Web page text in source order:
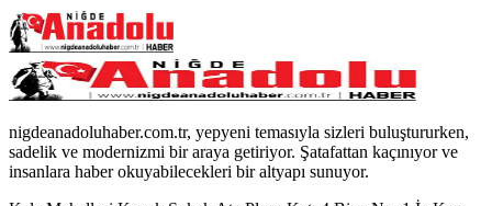
nigdeanadoluhaber.com.tr, yepyeni temasıyla sizleri buluştururken,
sadelik ve modernizmi bir araya getiriyor. Şatafattan kaçınıyor ve
insanlara haber okuyabilecekleri bir altyapı sunuyor.